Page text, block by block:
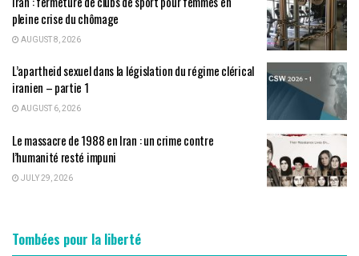
pleine crise du chômage
AUGUST 8, 2026
L’apartheid sexuel dans la législation du régime clérical
iranien – partie 1
AUGUST 6, 2026
Le massacre de 1988 en Iran : un crime contre
l’humanité resté impuni
JULY 29, 2026
Tombées pour la liberté